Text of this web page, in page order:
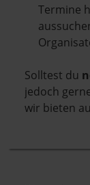
Termine
Solltest du
jedoch
wir bieten